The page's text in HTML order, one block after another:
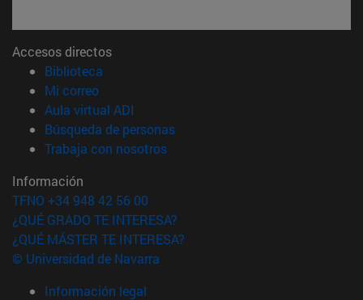
Accesos directos
Biblioteca
Mi correo(abre en nueva ventana)
Aula virtual ADI
Búsqueda de personas(abre en nueva ventana)
Trabaja con nosotros(abre en nueva ventana)
Información
TFNO +34 948 42 56 00
¿QUÉ GRADO TE INTERESA?
¿QUÉ MÁSTER TE INTERESA?
© Universidad de Navarra
Información legal